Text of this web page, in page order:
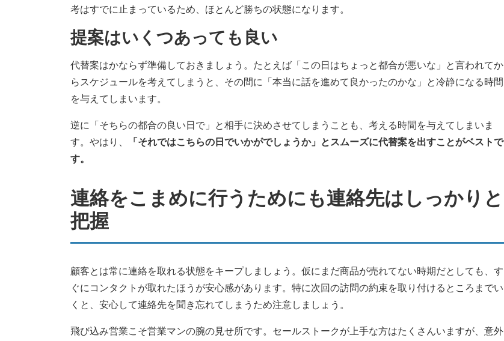
考はすでに止まっているため、ほとんど勝ちの状態になります。
提案はいくつあっても良い
代替案はかならず準備しておきましょう。たとえば「この日はちょっと都合が悪いな」と言われてか
らスケジュールを考えてしまうと、その間に「本当に話を進めて良かったのかな」と冷静になる時間
を与えてしまいます。
逆に「そちらの都合の良い日で」と相手に決めさせてしまうことも、考える時間を与えてしまいま
す。やはり、
「それではこちらの日でいかがでしょうか」とスムーズに代替案を出すことがベストで
す。
連絡をこまめに行うためにも連絡先はしっかりと
把握
顧客とは常に連絡を取れる状態をキープしましょう。仮にまだ商品が売れてない時期だとしても、す
ぐにコンタクトが取れたほうが安心感があります。特に次回の訪問の約束を取り付けるところまでい
くと、安心して連絡先を聞き忘れてしまうため注意しましょう。
飛び込み営業こそ営業マンの腕の見せ所です。セールストークが上手な方はたくさんいますが、意外